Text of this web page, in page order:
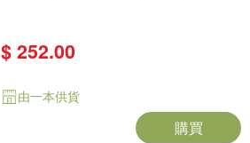
$ 252.00
由一本供貨
購買